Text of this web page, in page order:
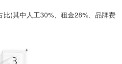
(其中人工30%、租金28%、品牌费